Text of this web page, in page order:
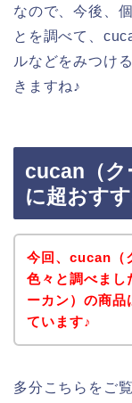
なので、今後、
とを調べて、
ルなどをみつけ
きますね♪
cucan（ク
に超おす
今回、cucan（
色々と調べまし
ーカン）の商品
ています♪
多分こちらをご